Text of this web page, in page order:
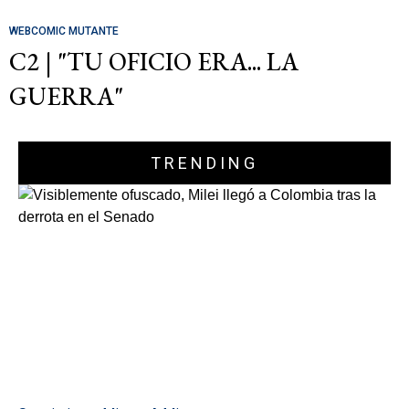
WEBCOMIC MUTANTE
C2 | "TU OFICIO ERA... LA
GUERRA"
TRENDING